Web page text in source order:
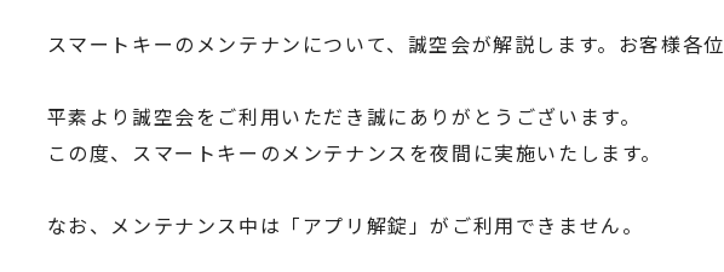
スマートキーのメンテナンについて、誠空会が解説します。お客様各位
平素より誠空会をご利用いただき誠にありがとうございます。
この度、スマートキーのメンテナンスを夜間に実施いたします。
なお、メンテナンス中は「アプリ解錠」がご利用できません。